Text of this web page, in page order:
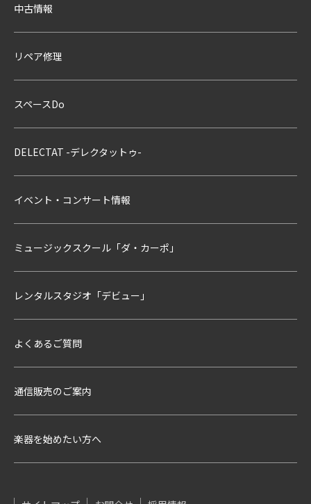
中古情報
リペア修理
スペースDo
DELECTAT -デレクタットゥ-
イベント・コンサート情報
ミュージックスクール「ダ・カーポ」
レンタルスタジオ「デビュー」
よくあるご質問
通信販売のご案内
楽器を始めたい方へ